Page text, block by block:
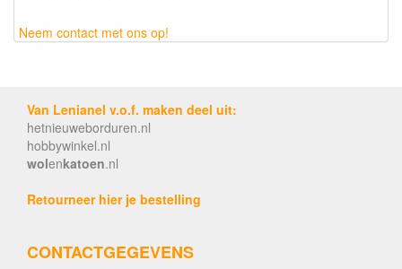
Neem contact met ons op!
Van Lenianel v.o.f. maken deel uit:
hetnieuweborduren.nl
hobbywinkel.nl
wolenkatoen.nl
Retourneer hier je bestelling
CONTACTGEGEVENS